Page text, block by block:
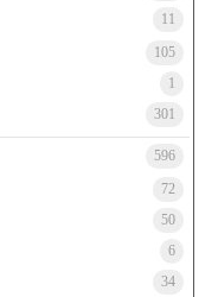
11
105
1
301
596
72
50
6
34